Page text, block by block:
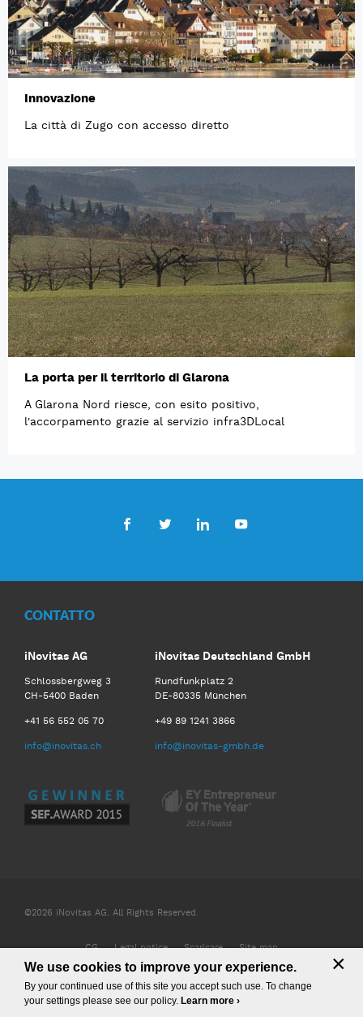
Innovazione
La città di Zugo con accesso diretto
La porta per il territorio di Glarona
A Glarona Nord riesce, con esito positivo,
l'accorpamento grazie al servizio infra3DLocal
CONTATTO
iNovitas AG
Schlossbergweg 3
CH-5400 Baden
+41 56 552 05 70
info@inovitas.ch
iNovitas Deutschland GmbH
Rundfunkplatz 2
DE-80335 München
+49 89 1241 3866
info@inovitas-gmbh.de
©2026 iNovitas AG. All Rights Reserved.
CG Legal notice Scaricare Site map
We use cookies to improve your experience.
By your continued use of this site you accept such use. To change
your settings please see our policy. Learn more ›
×